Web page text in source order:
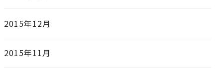
2015年12月
2015年11月